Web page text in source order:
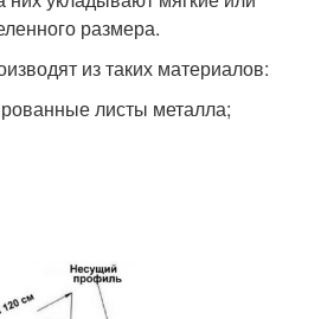
размера.
из таких материалов:
листы металла;